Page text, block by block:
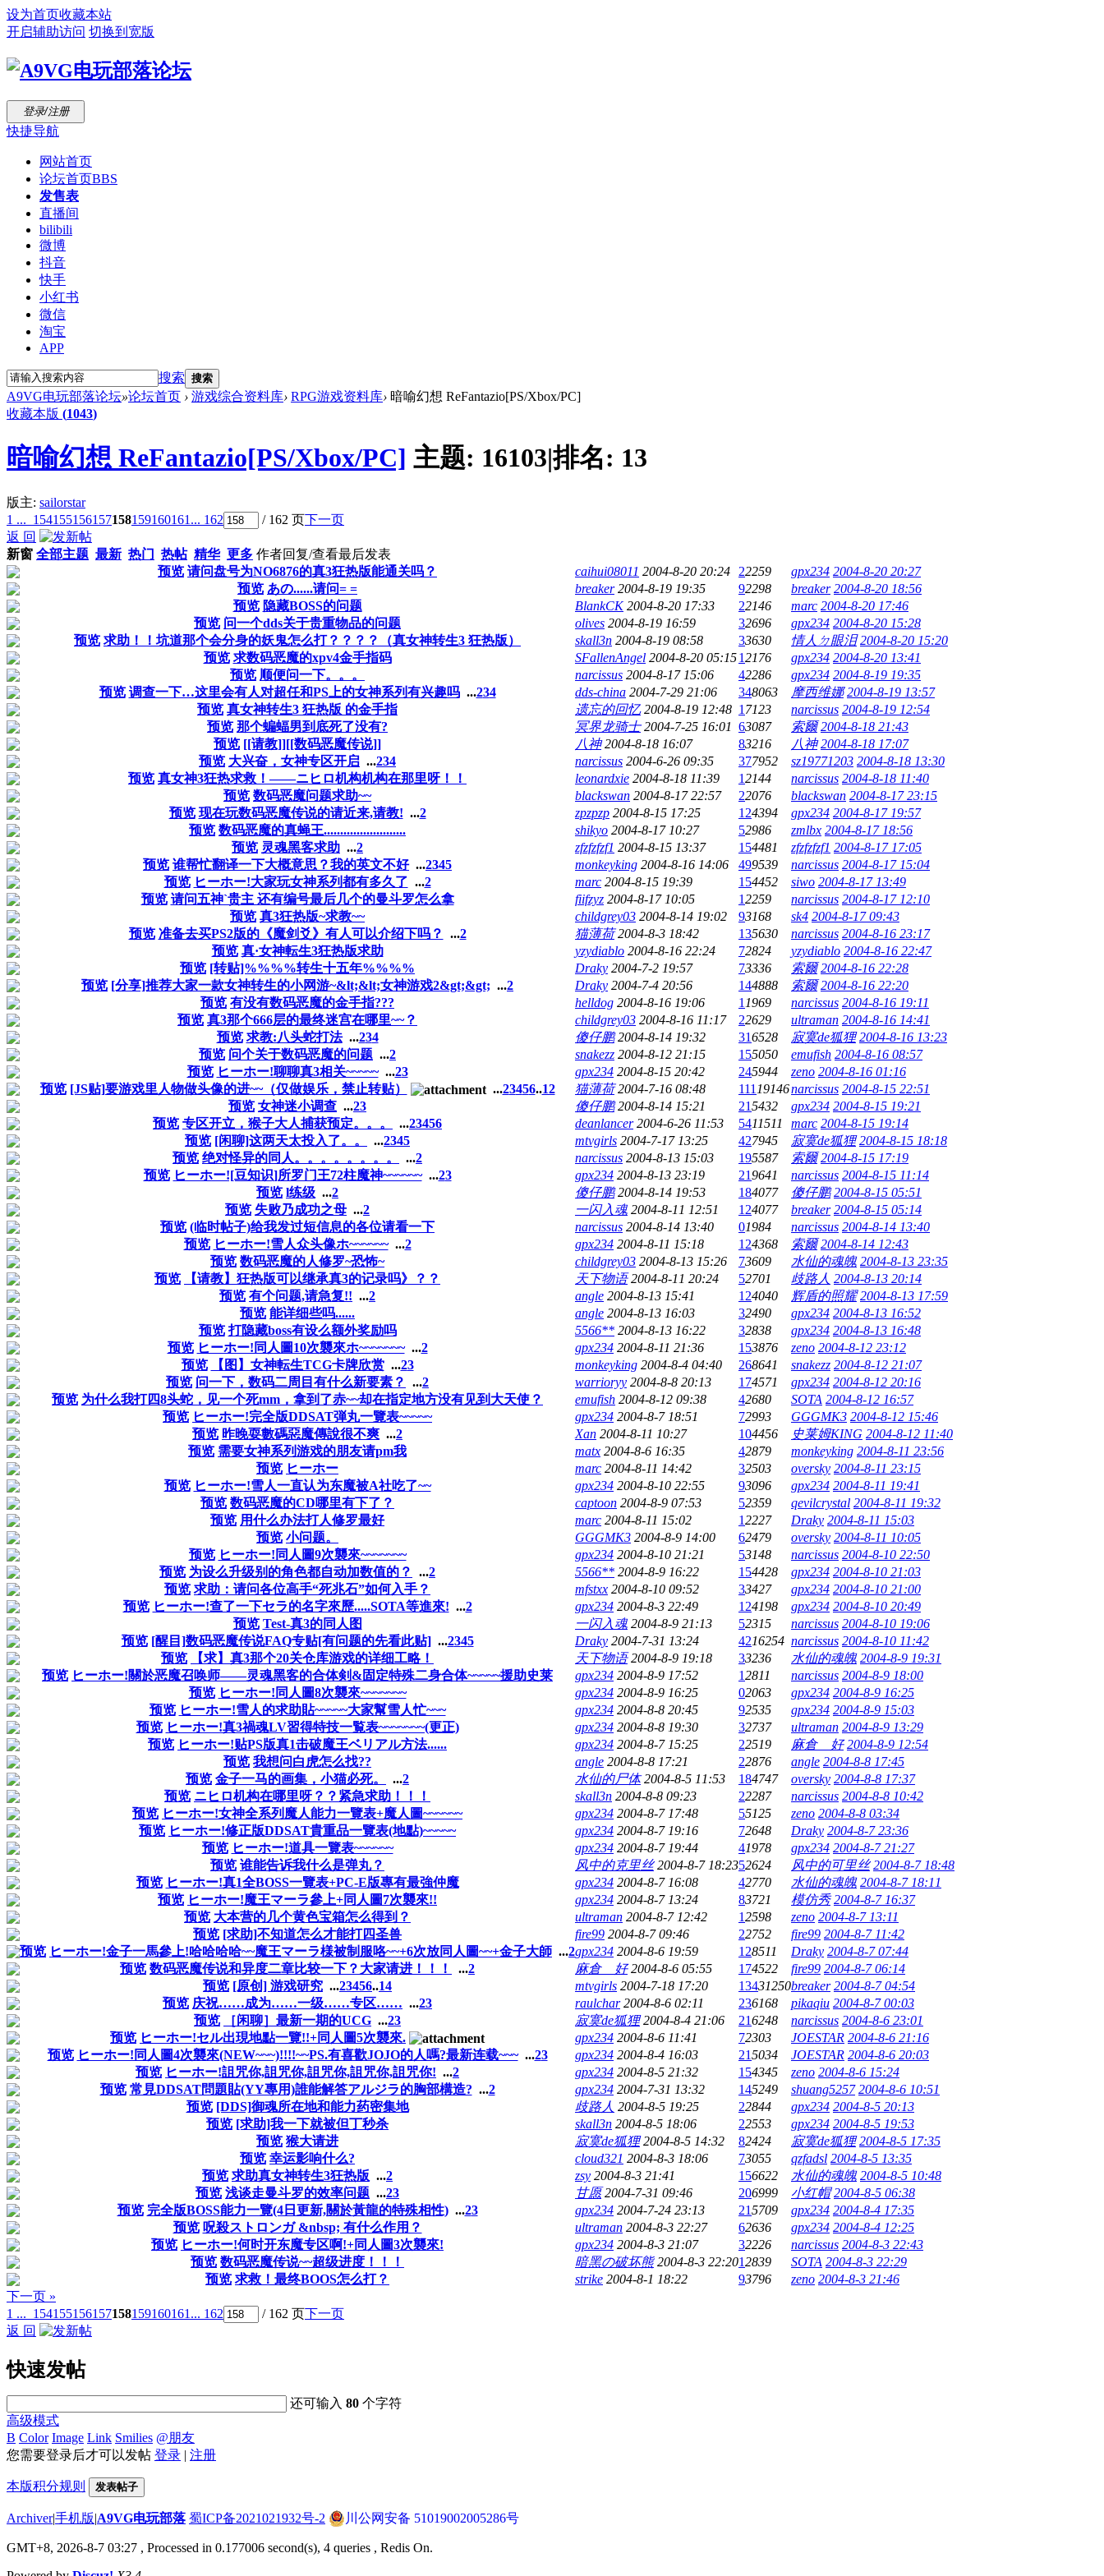
设为首页收藏本站
开启辅助访问 切换到宽版
登录/注册
快捷导航
网站首页
论坛首页BBS
发售表
直播间
bilibili
微博
抖音
快手
小红书
微信
淘宝
APP
搜索 搜索
A9VG电玩部落论坛»论坛首页 › 游戏综合资料库› RPG游戏资料库› 暗喻幻想 ReFantazio[PS/Xbox/PC]
收藏本版 (1043)
暗喻幻想 ReFantazio[PS/Xbox/PC] 主题: 16103|排名: 13
版主: sailorstar
1 ... 154155156157158159160161 ... 162 / 162 页下一页
返 回
新窗 全部主题 最新 热门 热帖 精华 更多 作者回复/查看最后发表
预览 请问盘号为NO6876的真3狂热版能通关吗？ caihui08011 2004-8-20 20:24 22259 gpx234 2004-8-20 20:27
预览 あの......请问= = breaker 2004-8-19 19:35 92298 breaker 2004-8-20 18:56
预览 隐藏BOSS的问题 BlankCK 2004-8-20 17:33 22146 marc 2004-8-20 17:46
预览 问一个dds关于贵重物品的问题 olives 2004-8-19 16:59 32696 gpx234 2004-8-20 15:28
预览 求助！！坑道那个会分身的妖鬼怎么打？？？？（真女神转生3 狂热版） skall3n 2004-8-19 08:58 33630 情人ㄉ眼泪 2004-8-20 15:20
预览 求数码恶魔的xpv4金手指码 SFallenAngel 2004-8-20 05:1512176 gpx234 2004-8-20 13:41
预览 顺便问一下。。。 narcissus 2004-8-17 15:06 42286 gpx234 2004-8-19 19:35
预览 调查一下…这里会有人对超任和PS上的女神系列有兴趣吗 ...234 dds-china 2004-7-29 21:06 348063 摩西维娜 2004-8-19 13:57
预览 真女神转生3 狂热版 的金手指 遗忘的回忆 2004-8-19 12:48 1 7123 narcissus 2004-8-19 12:54
预览 那个蝙蝠男到底死了没有? 冥界龙骑士 2004-7-25 16:01 63087 索爾 2004-8-18 21:43
预览 [[请教]][[数码恶魔传说]] 八神 2004-8-18 16:07 83216 八神 2004-8-18 17:07
预览 大兴奋，女神专区开启 ...234 narcissus 2004-6-26 09:35 377952 sz19771203 2004-8-18 13:30
预览 真女神3狂热求救！——ニヒロ机构机构在那里呀！！ leonardxie 2004-8-18 11:39 12144 narcissus 2004-8-18 11:40
预览 数码恶魔问题求助~~ blackswan 2004-8-17 22:57 22076 blackswan 2004-8-17 23:15
预览 现在玩数码恶魔传说的请近来,请教! ...2 zpzpzp 2004-8-15 17:25 124394 gpx234 2004-8-17 19:57
预览 数码恶魔的真蝇王......................... shikyo 2004-8-17 10:27 52986 zmlbx 2004-8-17 18:56
预览 灵魂黑客求助 ...2 zfzfzfzf1 2004-8-15 13:37 154481 zfzfzfzf1 2004-8-17 17:05
预览 谁帮忙翻译一下大概意思？我的英文不好 ...2345 monkeyking 2004-8-16 14:06 499539 narcissus 2004-8-17 15:04
预览 ヒーホー!大家玩女神系列都有多久了 ...2 marc 2004-8-15 19:39 154452 siwo 2004-8-17 13:49
预览 请问五神`贵主 还有编号最后几个的曼斗罗怎么拿 fiifzyz 2004-8-17 10:05 12259 narcissus 2004-8-17 12:10
预览 真3狂热版~求教~~ childgrey03 2004-8-14 19:02 93168 sk4 2004-8-17 09:43
预览 准备去买PS2版的《魔剑爻》有人可以介绍下吗？ ...2 猫薄荷 2004-8-3 18:42 135630 narcissus 2004-8-16 23:17
预览 真·女神転生3狂热版求助 yzydiablo 2004-8-16 22:24 72824 yzydiablo 2004-8-16 22:47
预览 [转贴]%%%%转生十五年%%%% Draky 2004-7-2 19:57 73336 索爾 2004-8-16 22:28
预览 [分享]推荐大家一款女神转生的小网游~&lt;&lt;女神游戏2&gt;&gt; ...2 Draky 2004-7-4 20:56 144888 索爾 2004-8-16 22:20
预览 有没有数码恶魔的金手指??? helldog 2004-8-16 19:06 1 1969 narcissus 2004-8-16 19:11
预览 真3那个666层的最终迷宫在哪里~~？ childgrey03 2004-8-16 11:17 22629 ultraman 2004-8-16 14:41
预览 求教:八头蛇打法 ...234 傻仔鹏 2004-8-14 19:32 316528 寂寞de狐狸 2004-8-16 13:23
预览 问个关于数码恶魔的问题 ...2 snakezz 2004-8-12 21:15 155050 emufish 2004-8-16 08:57
预览 ヒーホー!聊聊真3相关~~~~~ ...23 gpx234 2004-8-15 20:42 245944 zeno 2004-8-16 01:16
预览 [JS贴]要游戏里人物做头像的进~~（仅做娱乐，禁止转贴） ...23456..12 猫薄荷 2004-7-16 08:48 111 19146narcissus 2004-8-15 22:51
预览 女神迷小调查 ...23 傻仔鹏 2004-8-14 15:21 215432 gpx234 2004-8-15 19:21
预览 专区开立，猴子大人捕获预定。。。 ...23456 deanlancer 2004-6-26 11:53 5411511 marc 2004-8-15 19:14
预览 [闲聊]这两天太投入了。。 ...2345 mtvgirls 2004-7-17 13:25 427945 寂寞de狐狸 2004-8-15 18:18
预览 绝对怪异的同人。。。。。。。。 ...2 narcissus 2004-8-13 15:03 195587 索爾 2004-8-15 17:19
预览 ヒーホー![豆知识]所罗门王72柱魔神~~~~~~ ...23 gpx234 2004-8-13 23:19 219641 narcissus 2004-8-15 11:14
预览 l练级 ...2 傻仔鹏 2004-8-14 19:53 184077 傻仔鹏 2004-8-15 05:51
预览 失败乃成功之母 ...2 一闪入魂 2004-8-11 12:51 124077 breaker 2004-8-15 05:14
预览 (临时帖子)给我发过短信息的各位请看一下 narcissus 2004-8-14 13:40 01984 narcissus 2004-8-14 13:40
预览 ヒーホー!雪人众头像ホ~~~~~~ ...2 gpx234 2004-8-11 15:18 124368 索爾 2004-8-14 12:43
预览 数码恶魔的人修罗~恐怖~ childgrey03 2004-8-13 15:26 73609 水仙的魂魄 2004-8-13 23:35
预览
【请教】狂热版可以继承真3的记录吗》？？ 天下物语 2004-8-11 20:24 52701 歧路人 2004-8-13 20:14
预览 有个问题,请急复!! ...2 angle 2004-8-13 15:41 124040 辉盾的照耀 2004-8-13 17:59
预览 能详细些吗...... angle 2004-8-13 16:03 32490 gpx234 2004-8-13 16:52
预览 打隐藏boss有设么额外奖励吗 5566** 2004-8-13 16:22 32838 gpx234 2004-8-13 16:48
预览 ヒーホー!同人圖10次襲來ホ~~~~~~~ ...2 gpx234 2004-8-11 21:36 153876 zeno 2004-8-12 23:12
预览
【图】女神転生TCG卡牌欣赏 ...23 monkeyking 2004-8-4 04:40 268641 snakezz 2004-8-12 21:07
预览 问一下，数码二周目有什么新要素？ ...2 warrioryy 2004-8-8 20:13 174571 gpx234 2004-8-12 20:16
预览 为什么我打四8头蛇，见一个死mm，拿到了赤~~却在指定地方没有见到大天使？ emufish 2004-8-12 09:38 42680 SOTA 2004-8-12 16:57
预览 ヒーホー!完全版DDSAT弾丸一覽表~~~~~ gpx234 2004-8-7 18:51 72993 GGGMK3 2004-8-12 15:46
预览 昨晚耍數碼惡魔傳說很不爽 ...2 Xan 2004-8-11 10:27 104456 史莱姆KING 2004-8-12 11:40
预览 需要女神系列游戏的朋友请pm我 matx 2004-8-6 16:35 42879 monkeyking 2004-8-11 23:56
预览 ヒーホー marc 2004-8-11 14:42 32503 oversky 2004-8-11 23:15
预览 ヒーホー!雪人一直认为东魔被A社吃了~~ gpx234 2004-8-10 22:55 93096 gpx234 2004-8-11 19:41
预览 数码恶魔的CD哪里有下了？ captoon 2004-8-9 07:53 52359 qevilcrystal 2004-8-11 19:32
预览 用什么办法打人修罗最好 marc 2004-8-11 15:02 12227 Draky 2004-8-11 15:03
预览 小问题。 GGGMK3 2004-8-9 14:00 62479 oversky 2004-8-11 10:05
预览 ヒーホー!同人圖9次襲來~~~~~~~ gpx234 2004-8-10 21:21 53148 narcissus 2004-8-10 22:50
预览 为设么升级别的角色都自动加数值的？ ...2 5566** 2004-8-9 16:22 154428 gpx234 2004-8-10 21:03
预览 求助：请问各位高手“死兆石”如何入手？ mfstxx 2004-8-10 09:52 33427 gpx234 2004-8-10 21:00
预览 ヒーホー!查了一下セラ的名字來歷.....SOTA等進來! ...2 gpx234 2004-8-3 22:49 124198 gpx234 2004-8-10 20:49
预览 Test-真3的同人图 一闪入魂 2004-8-9 21:13 52315 narcissus 2004-8-10 19:06
预览 [醒目]数码恶魔传说FAQ专贴[有问题的先看此贴] ...2345 Draky 2004-7-31 13:24 4216254 narcissus 2004-8-10 11:42
预览
【求】真3那个20关仓库游戏的详细工略！ 天下物语 2004-8-9 19:18 33236 水仙的魂魄 2004-8-9 19:31
预览 ヒーホー!關於恶魔召唤师——灵魂黑客的合体剣&固定特殊二身合体~~~~~援助史莱 gpx234 2004-8-9 17:52 12811 narcissus 2004-8-9 18:00
预览 ヒーホー!同人圖8次襲來~~~~~~~ gpx234 2004-8-9 16:25 02063 gpx234 2004-8-9 16:25
预览 ヒーホー!雪人的求助貼~~~~~大家幫雪人忙~~~ gpx234 2004-8-8 20:45 92535 gpx234 2004-8-9 15:03
预览 ヒーホー!真3禍魂LV習得特技一覧表~~~~~~~(更正) gpx234 2004-8-8 19:30 32737 ultraman 2004-8-9 13:29
预览 ヒーホー!贴PS版真1击破魔王ベリアル方法...... gpx234 2004-8-7 15:25 22519 麻倉 好 2004-8-9 12:54
预览 我想问白虎怎么找?? angle 2004-8-8 17:21 22876 angle 2004-8-8 17:45
预览 金子一马的画集，小猫必死。 ...2 水仙的尸体 2004-8-5 11:53 184747 oversky 2004-8-8 17:37
预览 ニヒロ机构在哪里呀？？紧急求助！！！ skall3n 2004-8-8 09:23 22287 narcissus 2004-8-8 10:42
预览 ヒーホー!女神全系列魔人能力一覽表+魔人圖~~~~~~ gpx234 2004-8-7 17:48 55125 zeno 2004-8-8 03:34
预览 ヒーホー!修正版DDSAT貴重品一覽表(地點)~~~~~ gpx234 2004-8-7 19:16 72648 Draky 2004-8-7 23:36
预览 ヒーホー!道具一覽表~~~~~~ gpx234 2004-8-7 19:44 41978 gpx234 2004-8-7 21:27
预览 谁能告诉我什么是弹丸？ 风中的克里丝 2004-8-7 18:2352624 风中的可里丝 2004-8-7 18:48
预览 ヒーホー!真1全BOSS一覽表+PC-E版專有最強仲魔 gpx234 2004-8-7 16:08 42770 水仙的魂魄 2004-8-7 18:11
预览 ヒーホー!魔王マーラ參上+同人圖7次襲來!! gpx234 2004-8-7 13:24 83721 模仿秀 2004-8-7 16:37
预览 大本营的几个黄色宝箱怎么得到？ ultraman 2004-8-7 12:42 12598 zeno 2004-8-7 13:11
预览 [求助]不知道怎么才能打四圣兽 fire99 2004-8-7 09:46 22752 fire99 2004-8-7 11:42
预览 ヒーホー!金子一馬參上!哈哈哈哈~~魔王マーラ様被制服咯~~+6次放同人圖~~+金子大師 ...2gpx234 2004-8-6 19:59 128511 Draky 2004-8-7 07:44
预览 数码恶魔传说和异度二章比较一下？大家请进！！！ ...2 麻倉 好 2004-8-6 05:55 174522 fire99 2004-8-7 06:14
预览 [原创] 游戏研究 ...23456..14 mtvgirls 2004-7-18 17:20 13431250breaker 2004-8-7 04:54
预览 庆祝……成为……一级……专区…… ...23 raulchar 2004-8-6 02:11 236168 pikaqiu 2004-8-7 00:03
预览
［闲聊］最新一期的UCG ...23 寂寞de狐狸 2004-8-4 21:06 216248 narcissus 2004-8-6 23:01
预览 ヒーホー!セル出現地點一覽!!+同人圖5次襲來. gpx234 2004-8-6 11:41 72303 JOESTAR 2004-8-6 21:16
预览 ヒーホー!同人圖4次襲來(NEW~~~)!!!!~~PS.有喜歡JOJO的人嗎?最新连载~~~ ...23 gpx234 2004-8-4 16:03 215034 JOESTAR 2004-8-6 20:03
预览 ヒーホー!詛咒你,詛咒你,詛咒你,詛咒你,詛咒你! ...2 gpx234 2004-8-5 21:32 154345 zeno 2004-8-6 15:24
预览 常見DDSAT問題貼(YY專用)誰能解答アルジラ的胸部構造? ...2 gpx234 2004-7-31 13:32 145249 shuang5257 2004-8-6 10:51
预览 [DDS]御魂所在地和能力药密集地 歧路人 2004-8-5 19:25 22844 gpx234 2004-8-5 20:13
预览 [求助]我一下就被但丁秒杀 skall3n 2004-8-5 18:06 22553 gpx234 2004-8-5 19:53
预览 猴大请进 寂寞de狐狸 2004-8-5 14:32 82424 寂寞de狐狸 2004-8-5 17:35
预览 幸运影响什么? cloud321 2004-8-3 18:06 73055 qzfadsl 2004-8-5 13:35
预览 求助真女神转生3狂热版 ...2 zsy 2004-8-3 21:41 156622 水仙的魂魄 2004-8-5 10:48
预览 浅谈走曼斗罗的效率问题 ...23 甘愿 2004-7-31 09:46 206999 小红帽 2004-8-5 06:38
预览 完全版BOSS能力一覽(4日更新,關於黃龍的特殊相性) ...23 gpx234 2004-7-24 23:13 215709 gpx234 2004-8-4 17:35
预览 呪殺ストロンガ &nbsp; 有什么作用？ ultraman 2004-8-3 22:27 62636 gpx234 2004-8-4 12:25
预览 ヒーホー!何时开东魔专区啊!+同人圖3次襲來! gpx234 2004-8-3 21:07 32226 narcissus 2004-8-3 22:43
预览 数码恶魔传说~~超级进度！！！ 暗黑の破坏熊 2004-8-3 22:2012839 SOTA 2004-8-3 22:29
预览 求救！最终BOOS怎么打？ strike 2004-8-1 18:22 93796 zeno 2004-8-3 21:46
下一页 »
1 ... 154155156157158159160161 ... 162 / 162 页下一页
返 回
快速发帖
还可输入80 个字符
高级模式
B Color Image Link Smilies @朋友
您需要登录后才可以发帖 登录 | 注册
本版积分规则 发表帖子
Archiver|手机版|A9VG电玩部落 蜀ICP备2021021932号-2 川公网安备 51019002005286号
GMT+8, 2026-8-7 03:27 , Processed in 0.177006 second(s), 4 queries , Redis On.